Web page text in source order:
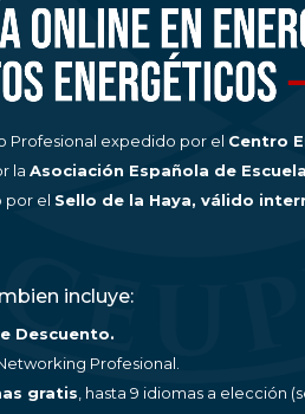
Profesional expedido por el Centro
la Asociación Española de
por el Sello de la Haya, válido
incluye:
Descuento.
Profesional.
gratis , hasta 9 idiomas a elección